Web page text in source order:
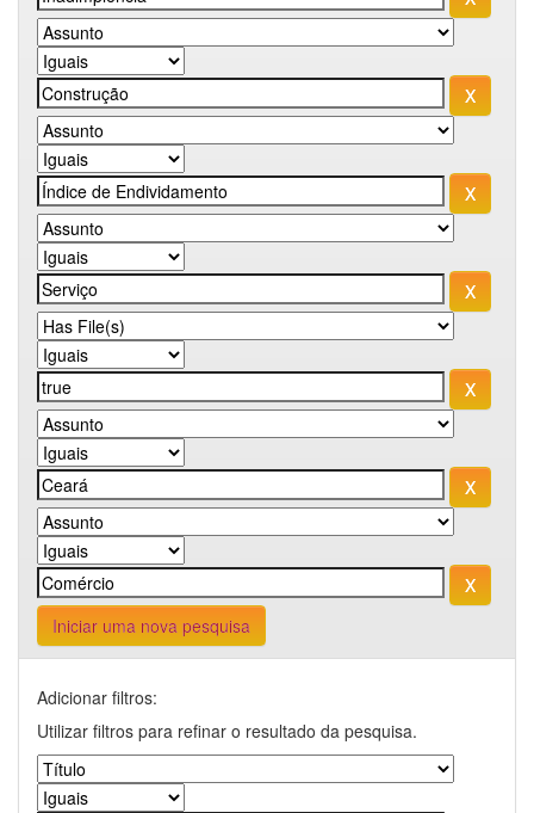
Iniciar uma nova pesquisa
Adicionar filtros:
Utilizar filtros para refinar o resultado da pesquisa.